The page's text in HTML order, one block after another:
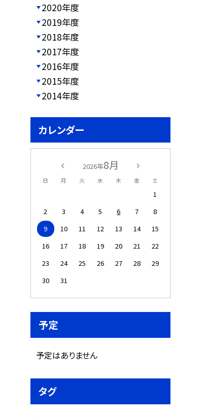
2020年度
2019年度
2018年度
2017年度
2016年度
2015年度
2014年度
カレンダー
2026年8月
日 月 火 水 木 金 土
1
2
3 4 5 6 7
8
9
10 11 12 13 14
15
16
17 18 19 20 21
22
23
24 25 26 27 28
29
30
31
予定
予定はありません
タグ